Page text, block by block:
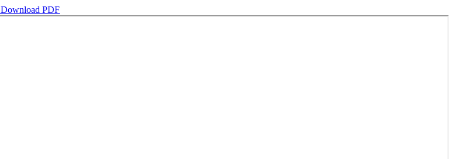
Download PDF